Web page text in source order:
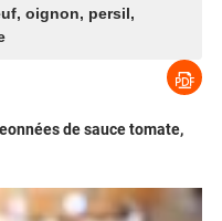
, oignon, persil,
de sauce tomate,